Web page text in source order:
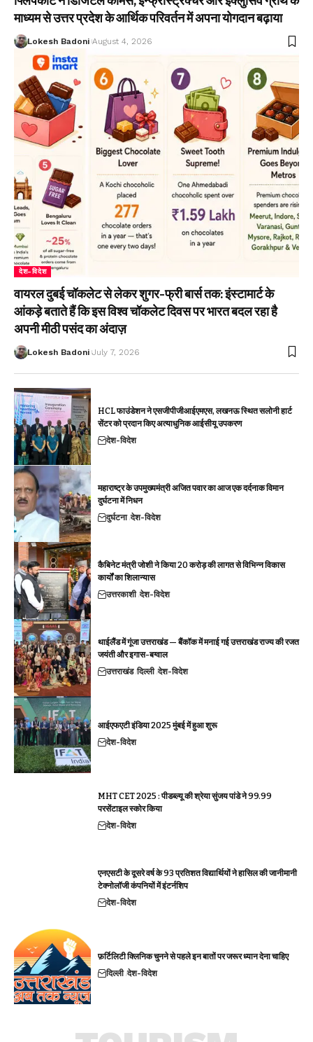
माध्यम से उत्तर प्रदेश के आर्थिक परिवर्तन में अपना योगदान बढ़ाया
Lokesh Badoni August 4, 2026
देश-विदेश
वायरल दुबई चॉकलेट से लेकर शुगर-फ्री बार्स तक: इंस्टामार्ट के
आंकड़े बताते हैं कि इस विश्व चॉकलेट दिवस पर भारत बदल रहा है
अपनी मीठी पसंद का अंदाज़
Lokesh Badoni July 7, 2026
HCL फाउंडेशन ने एसजीपीजीआईएमएस, लखनऊ स्थित सलोनी हार्ट
सेंटर को प्रदान किए अत्याधुनिक आईसीयू उपकरण
देश-विदेश
महाराष्ट्र के उपमुख्यमंत्री अजित पवार का आज एक दर्दनाक विमान
दुर्घटना में निधन
दुर्घटना देश-विदेश
कैबिनेट मंत्री जोशी ने किया 20 करोड़ की लागत से विभिन्न विकास
कार्यों का शिलान्यास
उत्तरकाशी देश-विदेश
थाईलैंड में गूंजा उत्तराखंड — बैंकॉक में मनाई गई उत्तराखंड राज्य की रजत
जयंती और इगास-बग्वाल
उत्तराखंड दिल्ली देश-विदेश
आईएफएटी इंडिया 2025 मुंबई में हुआ शुरू
देश-विदेश
MHT CET 2025 : पीडब्ल्यू की श्रेया सुंजय पांडे ने 99.99
परसेंटाइल स्कोर किया
देश-विदेश
एनएसटी के दूसरे वर्ष के 93 प्रतिशत विद्यार्थियों ने हासिल की जानीमानी
टेक्नोलॉजी कंपनियों में इंटर्नशिप
देश-विदेश
फ़र्टिलिटी क्लिनिक चुनने से पहले इन बातों पर जरूर ध्यान देना चाहिए
दिल्ली देश-विदेश